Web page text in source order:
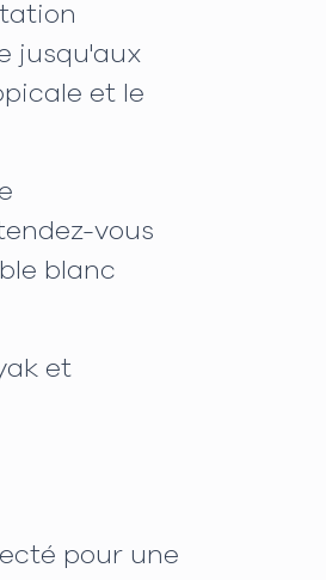
jusqu'aux
et le
vous
blanc
et
pour une